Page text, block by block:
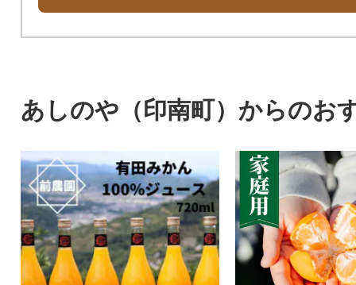
あしのや（印南町）からのお